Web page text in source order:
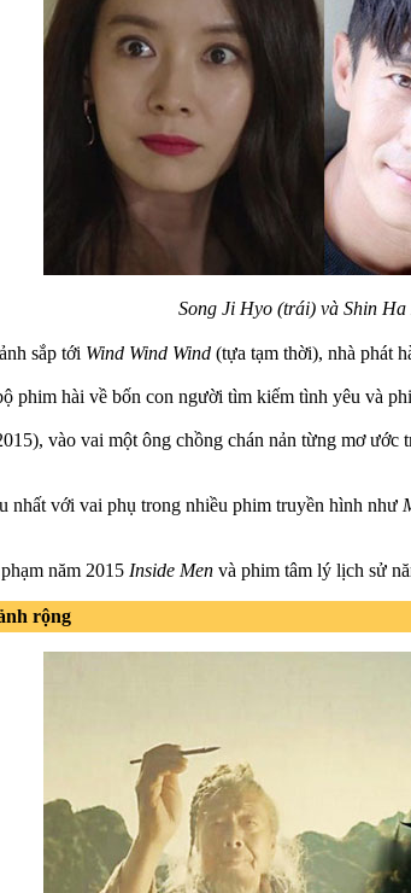
Song Ji Hyo (trái) và Shin Ha
sắp tới Wind Wind Wind (tựa tạm thời), nhà phát
phim hài về bốn con người tìm kiếm tình yêu và
vào vai một ông chồng chán nản từng mơ ước
nhất với vai phụ trong nhiều phim truyền hình như
năm 2015 Inside Men và phim tâm lý lịch sử
rộng